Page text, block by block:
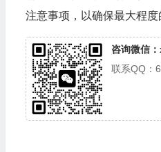
注意事项，以确保最大程度
咨询微信
联系QQ：